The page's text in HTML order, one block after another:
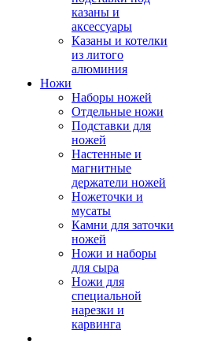
казаны и
аксессуары
Казаны и котелки
из литого
алюминия
Ножи
Наборы ножей
Отдельные ножи
Подставки для
ножей
Настенные и
магнитные
держатели ножей
Ножеточки и
мусаты
Камни для заточки
ножей
Ножи и наборы
для сыра
Ножи для
специальной
нарезки и
карвинга